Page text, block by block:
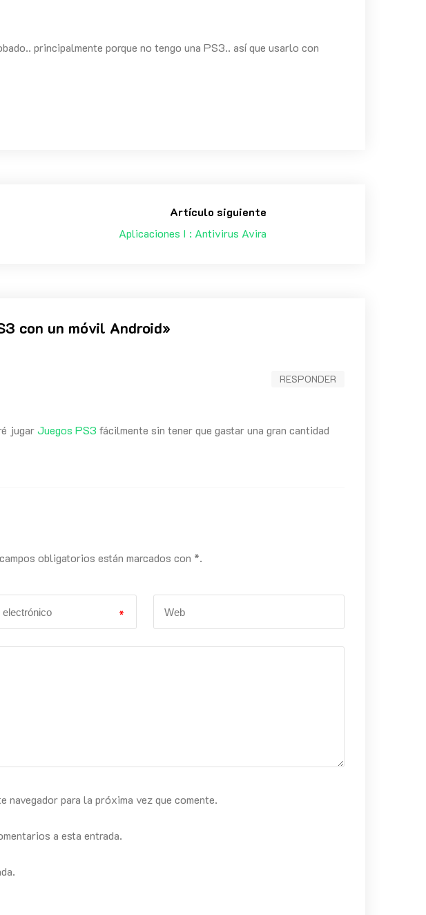
principalmente porque no tengo una PS3.. así que usarlo con
Artículo siguiente
Aplicaciones I : Antivirus Avira
con un móvil Android»
RESPONDER
jugarJuegos PS3 fácilmente sin tener que gastar una gran cantidad
obligatorios están marcados con *.
*
navegador para la próxima vez que comente.
a esta entrada.